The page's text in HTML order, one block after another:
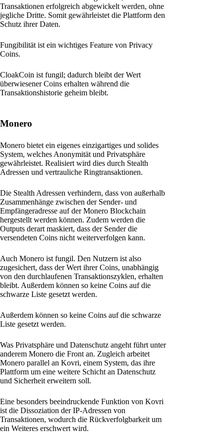
Transaktionen erfolgreich abgewickelt werden, ohne
jegliche Dritte. Somit gewährleistet die Plattform den
Schutz ihrer Daten.
Fungibilität ist ein wichtiges Feature von Privacy
Coins.
CloakCoin ist fungil; dadurch bleibt der Wert
überwiesener Coins erhalten während die
Transaktionshistorie geheim bleibt.
Monero
Monero bietet ein eigenes einzigartiges und solides
System, welches Anonymität und Privatsphäre
gewährleistet. Realisiert wird dies durch Stealth
Adressen und vertrauliche Ringtransaktionen.
Die Stealth Adressen verhindern, dass von außerhalb
Zusammenhänge zwischen der Sender- und
Empfängeradresse auf der Monero Blockchain
hergestellt werden können. Zudem werden die
Outputs derart maskiert, dass der Sender die
versendeten Coins nicht weiterverfolgen kann.
Auch Monero ist fungil. Den Nutzern ist also
zugesichert, dass der Wert ihrer Coins, unabhängig
von den durchlaufenen Transaktionszyklen, erhalten
bleibt. Außerdem können so keine Coins auf die
schwarze Liste gesetzt werden.
Außerdem können so keine Coins auf die schwarze
Liste gesetzt werden.
Was Privatsphäre und Datenschutz angeht führt unter
anderem Monero die Front an. Zugleich arbeitet
Monero parallel an Kovri, einem System, das ihre
Plattform um eine weitere Schicht an Datenschutz
und Sicherheit erweitern soll.
Eine besonders beeindruckende Funktion von Kovri
ist die Dissoziation der IP-Adressen von
Transaktionen, wodurch die Rückverfolgbarkeit um
ein Weiteres erschwert wird.